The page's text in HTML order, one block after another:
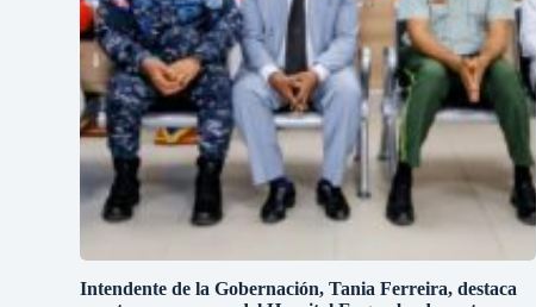
Intendente de la Gobernación, Tania Ferreira, destaca